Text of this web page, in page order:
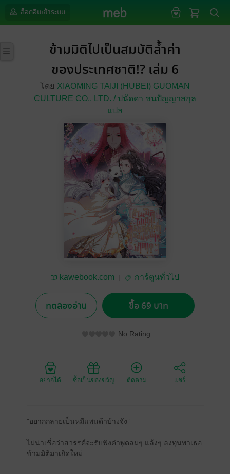
ล็อกอินเข้าระบบ
ข้ามมิติไปเป็นสมบัติล้ำค่า
ของประเทศชาติ!? เล่ม 6
โดย XIAOMING TAIJI (HUBEI) GUOMAN
CULTURE CO.,
LTD. / ปนัดดา ชนปัญญาสกุล
แปล
kawebook.com การ์ตูนทั่วไป
ทดลองอ่าน ซื้อ 69 บาท
No Rating
อยากได้ ซื้อเป็นของขวัญ ติดตาม แชร์
"อยากกลายเป็นหมีแพนด้าบ้างจัง”
ไม่น่าเชื่อว่าสวรรค์จะรับฟังคำพูดลมๆ แล้งๆ ลงทุนพาเธอ
ข้ามมิติมาเกิดใหม่